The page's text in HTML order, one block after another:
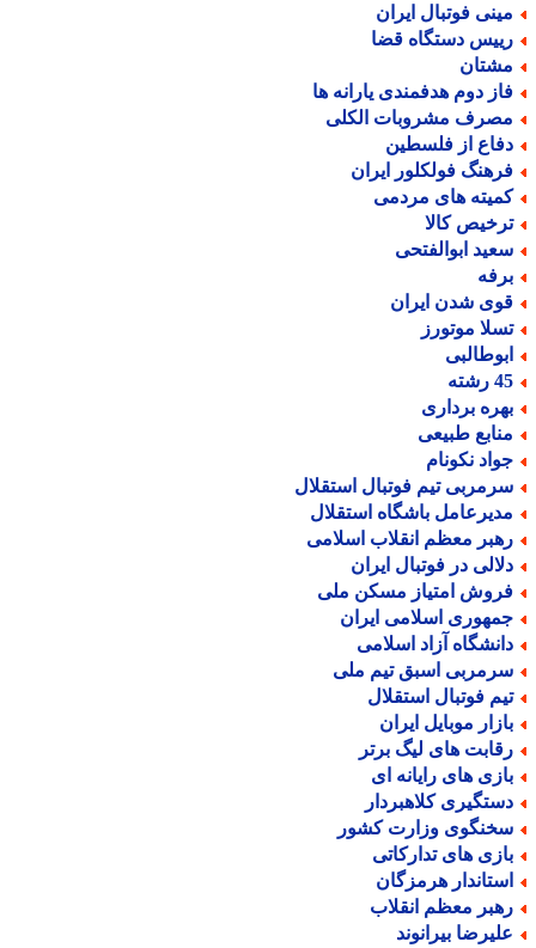
فوتبال ایران
دستگاه قضا
دوم هدفمندی یارانه ها
مشروبات الکلی
از فلسطین
فولکلور ایران
های مردمی
کالا
ابوالفتحی
شدن ایران
موتورز
برداری
طبیعی
نکونام
تیم فوتبال استقلال
باشگاه استقلال
معظم انقلاب اسلامی
در فوتبال ایران
امتیاز مسکن ملی
اسلامی ایران
آزاد اسلامی
اسبق تیم ملی
فوتبال استقلال
موبایل ایران
های لیگ برتر
های رایانه ای
کلاهبردار
وزارت کشور
های تدارکاتی
هرمزگان
معظم انقلاب
بیرانوند